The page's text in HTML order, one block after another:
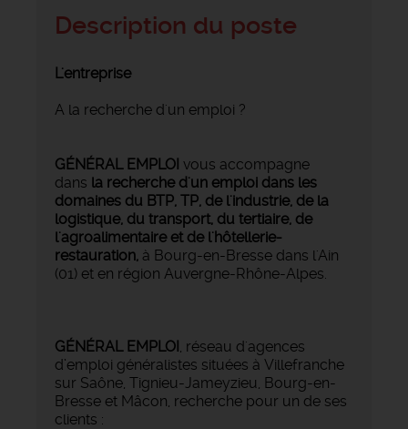
Description du poste
L'entreprise
A la recherche d'un emploi ?
GÉNÉRAL EMPLOI vous accompagne
dans la recherche d'un emploi dans les
domaines du BTP, TP, de l'industrie, de la
logistique, du transport, du tertiaire, de
l'agroalimentaire et de l'hôtellerie-
restauration, à Bourg-en-Bresse dans l'Ain
(01) et en région Auvergne-Rhône-Alpes.
GÉNÉRAL EMPLOI , réseau d'agences
d’emploi généralistes situées à Villefranche
sur Saône, Tignieu-Jameyzieu, Bourg-en-
Bresse et Mâcon, recherche pour un de ses
clients :